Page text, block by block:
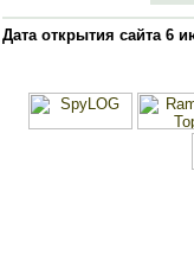
Дата открытия сайта 6